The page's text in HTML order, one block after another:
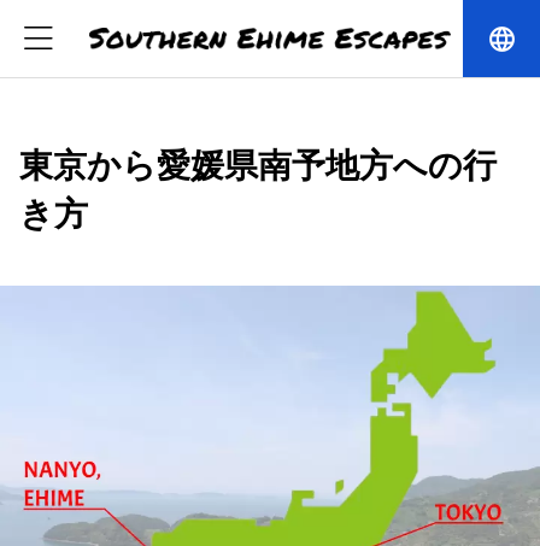
language
東京から愛媛県南予地方への行
き方